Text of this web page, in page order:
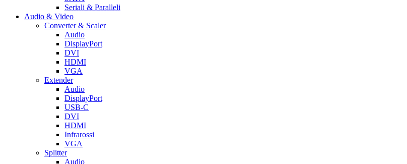
Seriali & Paralleli
Audio & Video
Converter & Scaler
Audio
DisplayPort
DVI
HDMI
VGA
Extender
Audio
DisplayPort
USB-C
DVI
HDMI
Infrarossi
VGA
Splitter
Audio